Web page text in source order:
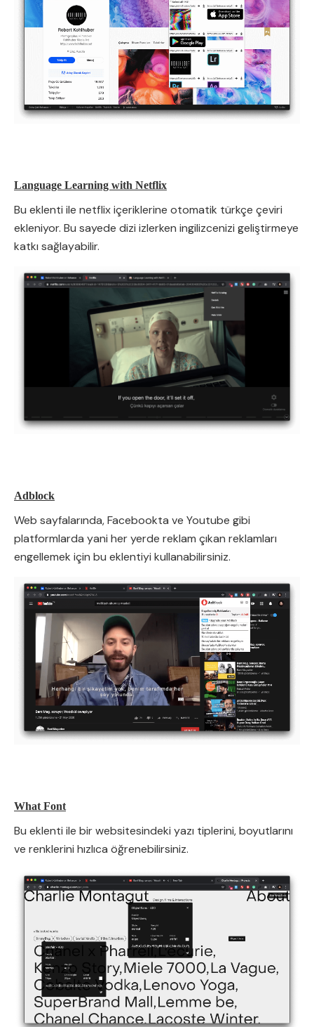
Language Learning with Netflix
Bu eklenti ile netflix içeriklerine otomatik türkçe çeviri
ekleniyor. Bu sayede dizi izlerken ingilizcenizi geliştirmeye
katkı sağlayabilir.
Adblock
Web sayfalarında, Facebookta ve Youtube gibi
platformlarda yani her yerde reklam çıkan reklamları
engellemek için bu eklentiyi kullanabilirsiniz.
What Font
Bu eklenti ile bir websitesindeki yazı tiplerini, boyutlarını
ve renklerini hızlıca öğrenebilirsiniz.